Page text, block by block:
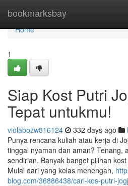
bookmarksbay
Home
Home
1
Siap Kost Putri
Tepat untukmu!
violabozw816124 332 days ago
Punya rencana kuliah atau kerja di
tinggal nyaman dan aman? Tenang,
sendirian. Banyak banget pilihan
Mulai dari yang kelas menengah,
blog.com/36886438/cari-kos-putri-